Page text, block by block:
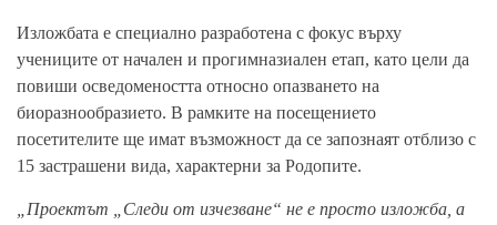
Изложбата е специално разработена с фокус върху
учениците от начален и прогимназиален етап, като цели да
повиши осведомеността относно опазването на
биоразнообразието. В рамките на посещението
посетителите ще имат възможност да се запознаят отблизо с
15 застрашени вида, характерни за Родопите.
„Проектът „Следи от изчезване“ не е просто изложба, а